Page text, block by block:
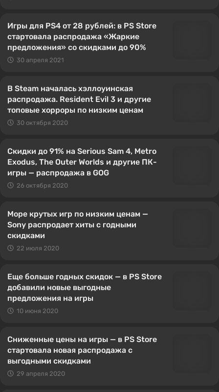
Игры для PS4 от 28 рублей: в PS Store
стартовала распродажа «Жаркие
предложения» со скидками до 90%
30 апреля 2021
В Steam началась хэллоуинская
распродажа. Resident Evil 3 и другие
топовые хорроры по низким ценам
30 октября 2020
Скидки до 91% на Serious Sam 4, Metro
Exodus, The Outer Worlds и другие ПК-
игры — распродажа в GOG
26 октября 2020
Море крутых игр по низким ценам —
Sony распродает хиты с годными
скидками
22 июля 2020
Еще больше годных скидок — в PS Store
добавили новые выгодные
предложения на игры
10 июня 2020
Сниженные цены на игры — в PS Store
стартовала новая распродажа с
выгодными скидками
29 апреля 2020